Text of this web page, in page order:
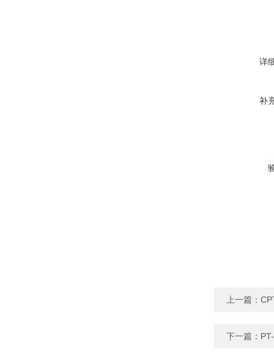
详
补
上一篇：
下一篇：